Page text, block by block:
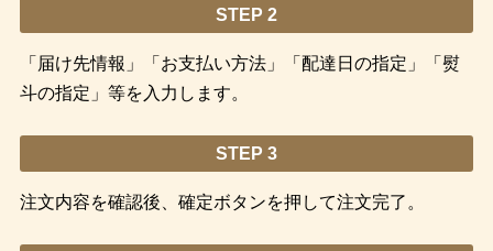
STEP 2
「届け先情報」「お支払い方法」「配達日の指定」「熨
斗の指定」等を入力します。
STEP 3
注文内容を確認後、確定ボタンを押して注文完了。